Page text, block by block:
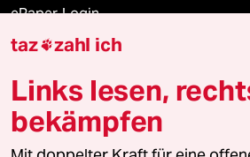
ePaper Login
Downloads für Abonnierende
© 2026 taz Verlags und Vertriebs
Alle Rechte vorbehalten. Bei rechtlichen
taz zahl ich
Links lesen,
bekämpfen